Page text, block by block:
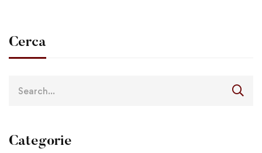
Cerca
Categorie